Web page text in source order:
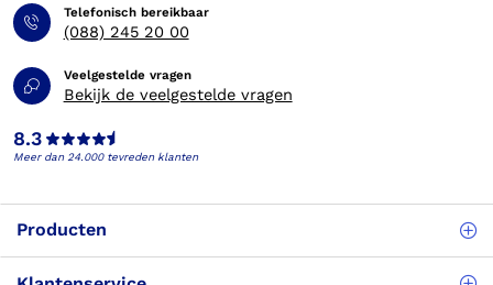
Telefonisch bereikbaar
(088) 245 20 00
Veelgestelde vragen
Bekijk de veelgestelde vragen
8.3
Meer dan 24.000 tevreden klanten
Producten